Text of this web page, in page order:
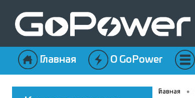
Главная О GoPower
Главная •